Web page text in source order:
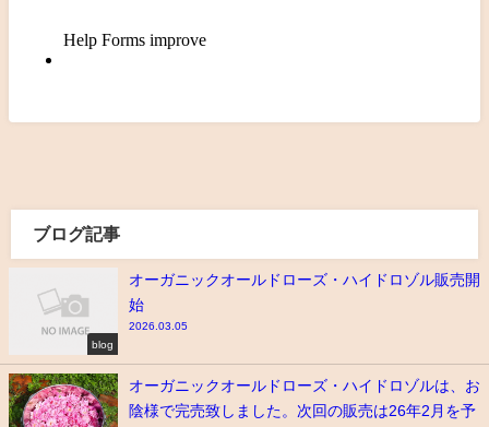
ブログ記事
blog
オーガニックオールドローズ・ハイドロゾル販売開
始
2026.03.05
オーガニックオールドローズ・ハイドロゾルは、お
陰様で完売致しました。次回の販売は26年2月を予